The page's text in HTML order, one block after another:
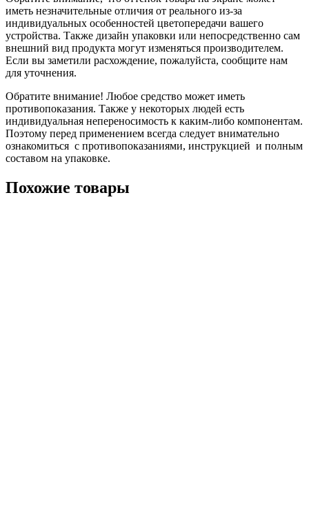
иметь незначительные отличия от реального из-за
индивидуальных особенностей цветопередачи вашего
устройства. Также дизайн упаковки или непосредственно сам
внешний вид продукта могут изменяться производителем.
Если вы заметили расхождение, пожалуйста, сообщите нам
для уточнения.
Обратите внимание! Любое средство может иметь
противопоказания. Также у некоторых людей есть
индивидуальная непереносимость к каким-либо компонентам.
Поэтому перед применением всегда следует внимательно
ознакомиться с противопоказаниями, инструкцией и полным
составом на упаковке.
Похожие товары